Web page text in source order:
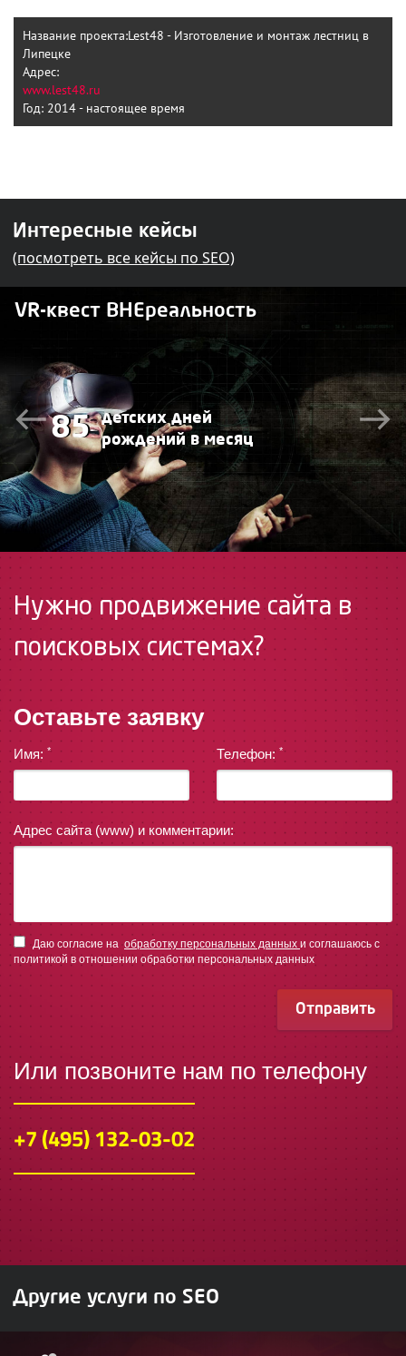
Название проекта:Lest48 - Изготовление и монтаж лестниц в
Липецке
Адрес:
www.lest48.ru
Год: 2014 - настоящее время
Интересные кейсы
(посмотреть все кейсы по SEO)
VR-квест ВНЕреальность
85
детских дней
рождений в месяц
Нужно продвижение сайта в
поисковых системах?
Оставьте заявку
Имя: * Телефон: *
Адрес сайта (www) и комментарии:
Даю согласие наобработку персональных данных и соглашаюсь с
политикой в отношении обработки персональных данных
Отправить
Или позвоните нам по телефону
+7 (495) 132-03-02
Другие услуги по SEO